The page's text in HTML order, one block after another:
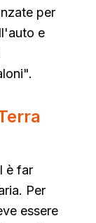
per
e
è far
Per
essere